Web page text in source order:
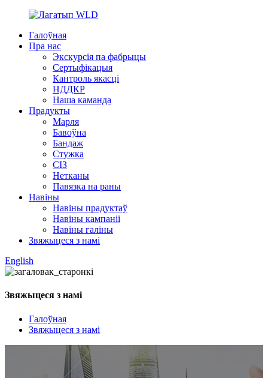
Галоўная
Пра нас
Экскурсія па фабрыцы
Сертыфікацыя
Кантроль якасці
НДДКР
Наша каманда
Прадукты
Марля
Бавоўна
Бандаж
Стужка
СІЗ
Нетканы
Павязка на раны
Навіны
Навіны прадуктаў
Навіны кампаніі
Навіны галіны
Звяжыцеся з намі
English
Звяжыцеся з намі
Галоўная
Звяжыцеся з намі